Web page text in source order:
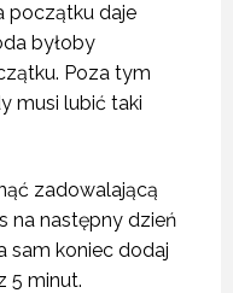
początku daje
byłoby
Poza tym
musi lubić taki
zadowalającą
na następny dzień
sam koniec dodaj
5 minut.